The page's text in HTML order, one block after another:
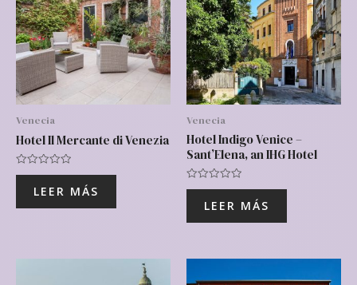
Venecia
Hotel Il Mercante di Venezia
Valorado
LEER MÁS
Venecia
Hotel Indigo Venice –
Sant’Elena, an IHG Hotel
Valorado
LEER MÁS